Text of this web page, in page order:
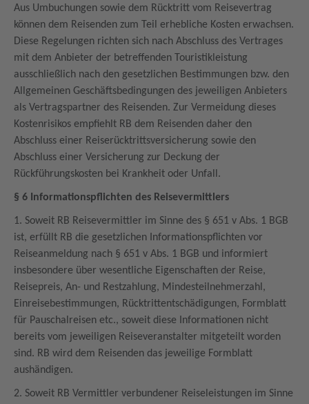
Aus Umbuchungen sowie dem Rücktritt vom Reisevertrag
können dem Reisenden zum Teil erhebliche Kosten erwachsen.
Diese Regelungen richten sich nach Abschluss des Vertrages
mit dem Anbieter der betreffenden Touristikleistung
ausschließlich nach den gesetzlichen Bestimmungen bzw. den
Allgemeinen Geschäftsbedingungen des jeweiligen Anbieters
als Vertragspartner des Reisenden. Zur Vermeidung dieses
Kostenrisikos empfiehlt RB dem Reisenden daher den
Abschluss einer Reiserücktrittsversicherung sowie den
Abschluss einer Versicherung zur Deckung der
Rückführungskosten bei Krankheit oder Unfall.
§ 6 Informationspflichten des Reisevermittlers
1. Soweit RB Reisevermittler im Sinne des § 651 v Abs. 1 BGB
ist, erfüllt RB die gesetzlichen Informationspflichten vor
Reiseanmeldung nach § 651 v Abs. 1 BGB und informiert
insbesondere über wesentliche Eigenschaften der Reise,
Reisepreis, An- und Restzahlung, Mindesteilnehmerzahl,
Einreisebestimmungen, Rücktrittentschädigungen, Formblatt
für Pauschalreisen etc., soweit diese Informationen nicht
bereits vom jeweiligen Reiseveranstalter mitgeteilt worden
sind. RB wird dem Reisenden das jeweilige Formblatt
aushändigen.
2. Soweit RB Vermittler verbundener Reiseleistungen im Sinne